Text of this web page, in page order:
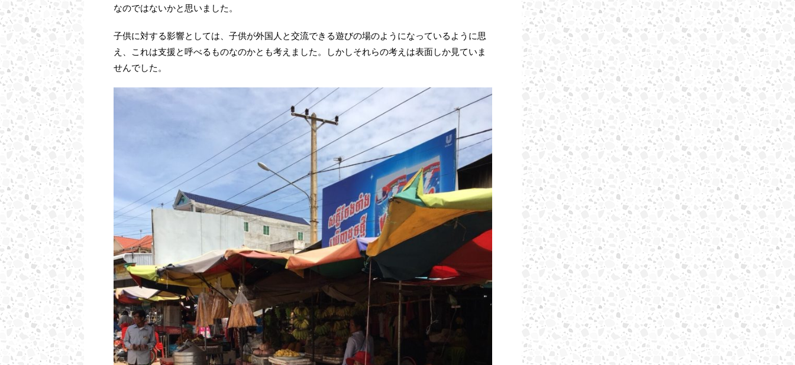
なのではないかと思いました。
子供に対する影響としては、子供が外国人と交流できる遊びの場のようになっているように思
え、これは支援と呼べるものなのかとも考えました。しかしそれらの考えは表面しか見ていま
せんでした。